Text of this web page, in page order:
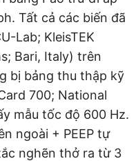
Tất cả các biến đã
Lab; KleisTEK
Bari, Italy) trên
bị bảng thu thập kỹ
700; National
mẫu tốc độ 600 Hz.
ngoài + PEEP tự
nghẽn thở ra từ 3